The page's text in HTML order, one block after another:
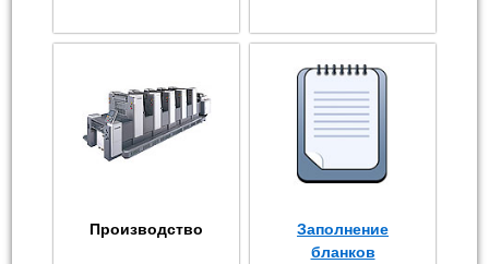
Производство
Заполнение
бланков